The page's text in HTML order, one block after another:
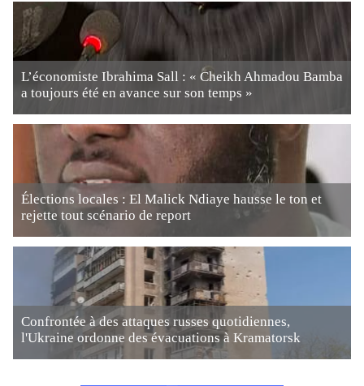
L’économiste Ibrahima Sall : « Cheikh Ahmadou Bamba
a toujours été en avance sur son temps »
Élections locales : El Malick Ndiaye hausse le ton et
rejette tout scénario de report
Confrontée à des attaques russes quotidiennes,
l'Ukraine ordonne des évacuations à Kramatorsk